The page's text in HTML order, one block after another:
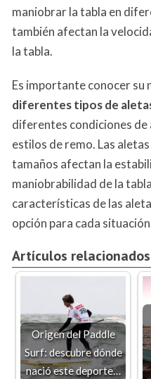
maniobrar la tabla en
también afectan la
la tabla.
Es importante conocer su
diferentes tipos de
diferentes condiciones
estilos de remo. Las
tamaños afectan la
maniobrabilidad de la
características de las
opción para cada
Artículos
Origen del Paddle
Surf: descubre dónde
nació este deporte…